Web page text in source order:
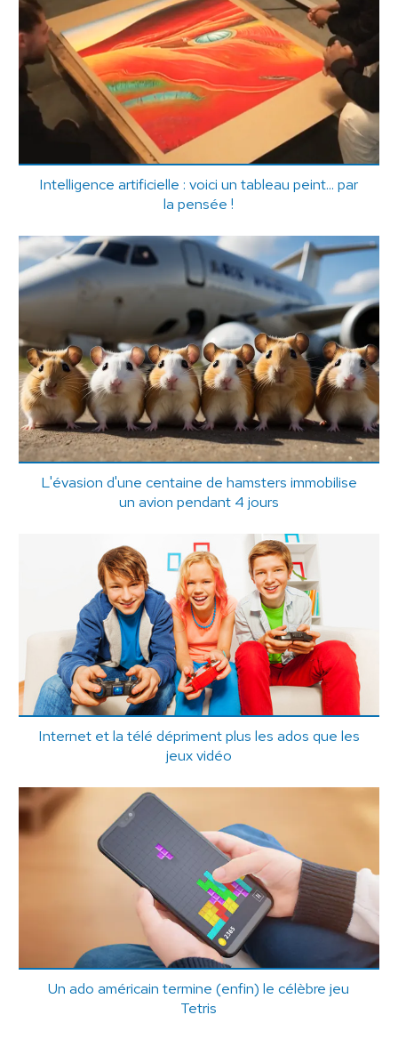
Intelligence artificielle : voici un tableau peint... par
la pensée !
L'évasion d'une centaine de hamsters immobilise
un avion pendant 4 jours
Internet et la télé dépriment plus les ados que les
jeux vidéo
Un ado américain termine (enfin) le célèbre jeu
Tetris